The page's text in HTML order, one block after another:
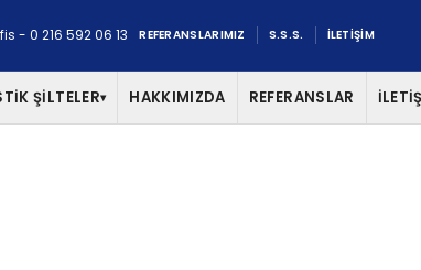
- 0 216 592 06 13 REFERANSLARIMIZ S.S.S. İLETİŞİM
ŞİLTELER▾ HAKKIMIZDA REFERANSLAR